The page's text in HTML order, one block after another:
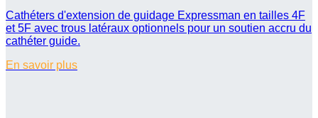
Cathéters d'extension de guidage Expressman en tailles 4F
et 5F avec trous latéraux optionnels pour un soutien accru du
cathéter guide.
En savoir plus